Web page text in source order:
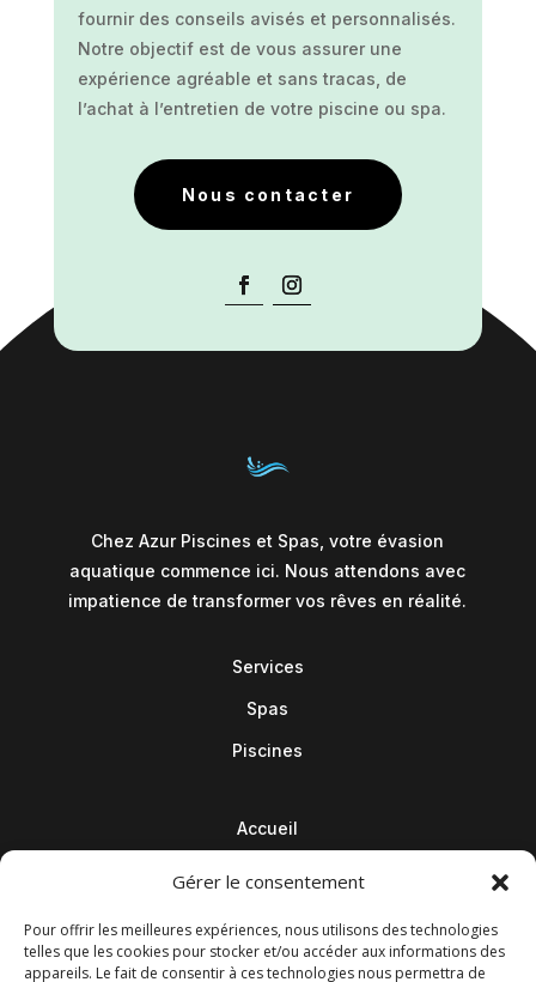
Gérer le consentement
Pour offrir les meilleures expériences, nous utilisons des technologies
telles que les cookies pour stocker et/ou accéder aux informations des
appareils. Le fait de consentir à ces technologies nous permettra de
fournir des conseils avisés et personnalisés.
Notre objectif est de vous assurer une
expérience agréable et sans tracas, de
l’achat à l’entretien de votre piscine ou spa.
Nous contacter
Chez Azur Piscines et Spas, votre évasion
aquatique commence ici. Nous attendons avec
impatience de transformer vos rêves en réalité.
Services
Spas
Piscines
Accueil